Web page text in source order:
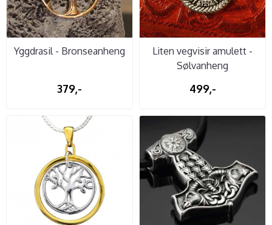
Yggdrasil - Bronseanheng
379,-
Liten vegvisir amulett -
Sølvanheng
499,-